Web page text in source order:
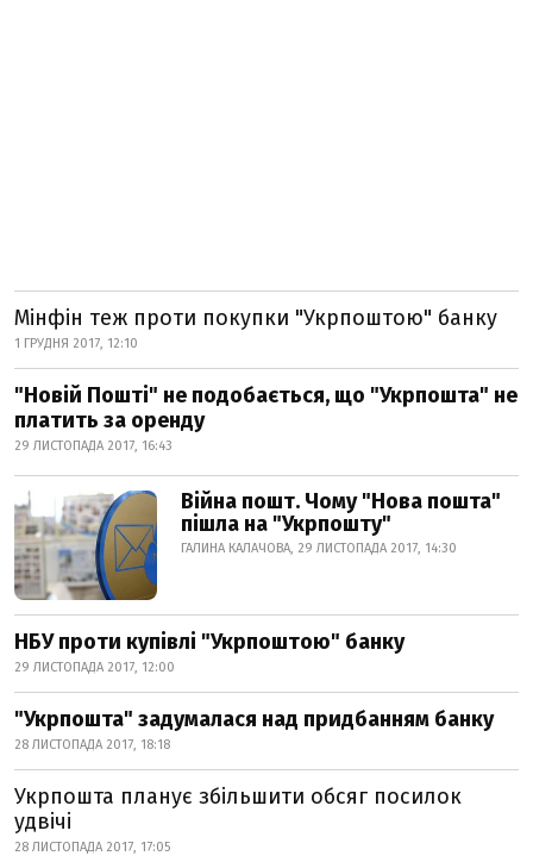
Мінфін теж проти покупки "Укрпоштою" банку
1 ГРУДНЯ 2017, 12:10
"Новій Пошті" не подобається, що "Укрпошта" не
платить за оренду
29 ЛИСТОПАДА 2017, 16:43
Війна пошт. Чому "Нова пошта"
пішла на "Укрпошту"
ГАЛИНА КАЛАЧОВА, 29 ЛИСТОПАДА 2017, 14:30
НБУ проти купівлі "Укрпоштою" банку
29 ЛИСТОПАДА 2017, 12:00
"Укрпошта" задумалася над придбанням банку
28 ЛИСТОПАДА 2017, 18:18
Укрпошта планує збільшити обсяг посилок
удвічі
28 ЛИСТОПАДА 2017, 17:05